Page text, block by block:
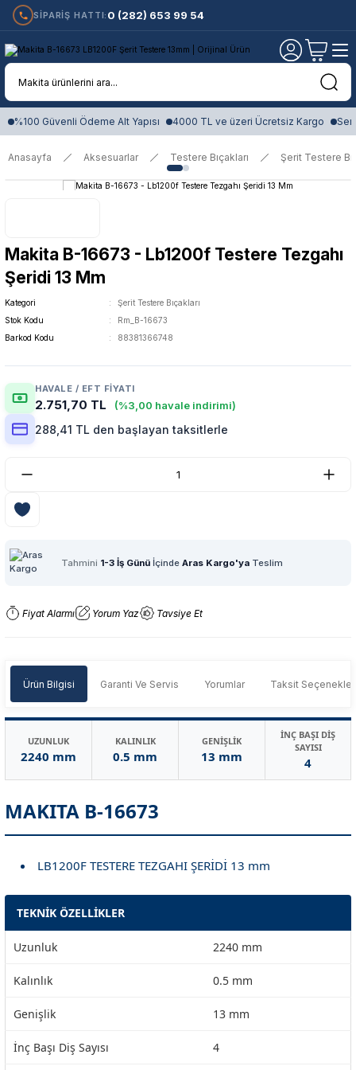
SİPARİŞ HATTI: 0 (282) 653 99 54
%100 Güvenli Ödeme Alt Yapısı 4000 TL ve üzeri Ücretsiz Kargo
Anasayfa Aksesuarlar Testere Bıçakları Şerit Testere
Makita B-16673 - Lb1200f Testere Tezgahı
Şeridi 13 Mm
Kategori
Şerit Testere Bıçakları
Stok Kodu
Rm_B-16673
Barkod Kodu
88381366748
HAVALE / EFT FIYATI
2.751,70 TL (%3,00 havale indirimi)
288,41 TL den başlayan taksitlerle
Tahmini 1-3 İş Günü İçinde Aras Kargo'ya Teslim
Fiyat Alarmı Yorum Yaz Tavsiye Et
Ürün Bilgisi Garanti Ve Servis Yorumlar Taksit
UZUNLUK
2240 mm
KALINLIK
0.5 mm
GENİŞLİK
13 mm
İNÇ BAŞI DİŞ
SAYISI
4
MAKITA B-16673
LB1200F TESTERE TEZGAHI ŞERİDİ 13 mm
TEKNİK ÖZELLİKLER
Uzunluk 2240 mm
Kalınlık 0.5 mm
Genişlik 13 mm
İnç Başı Diş Sayısı 4